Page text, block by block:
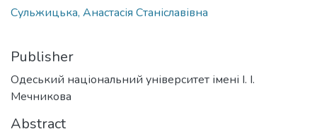
Сульжицька, Анастасія Станіславівна
Publisher
Одеський національний університет імені І. І.
Мечникова
Abstract